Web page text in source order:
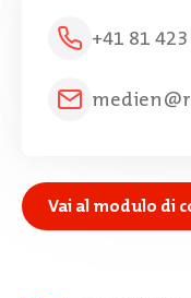
+41 81
Vai al modulo di